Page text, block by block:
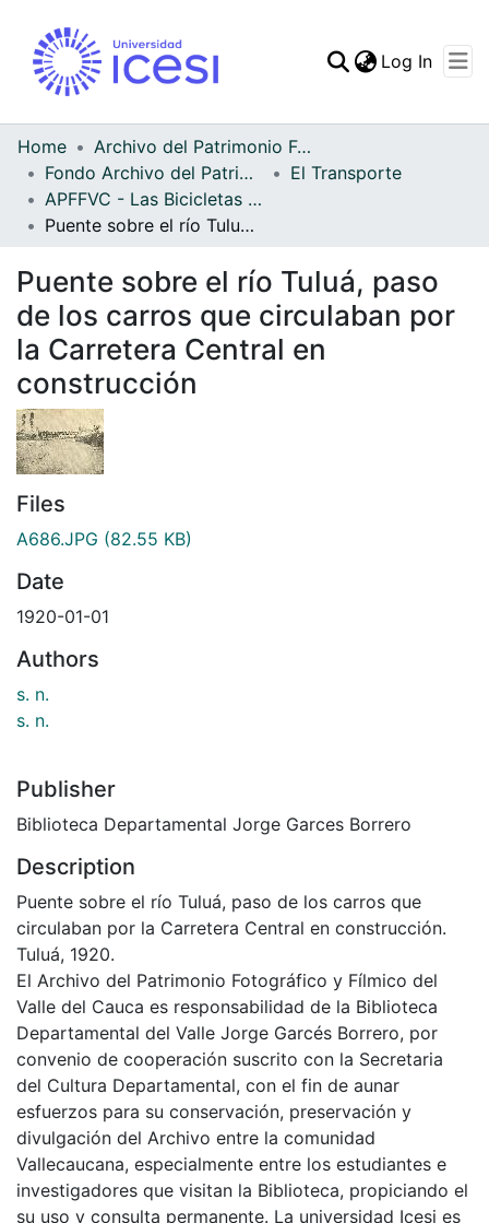
Statistics
Log In
Home
Archivo del Patrimonio Fotográfico y Fílmico del Valle del Cauca
Fondo Archivo del Patrimonio Fotográfico y Fílmico del Valle del Cauca
El Transporte
APFFVC - Las Bicicletas y Ca - Patrimonial
Puente sobre el río Tuluá, paso de los carros que circulaban por la Carretera Central en construcción
Puente sobre el río Tuluá, paso
de los carros que circulaban por
la Carretera Central en
construcción
Files
A686.JPG (82.55 KB)
Date
1920-01-01
Authors
s. n.
s. n.
Publisher
Biblioteca Departamental Jorge Garces Borrero
Description
Puente sobre el río Tuluá, paso de los carros que
circulaban por la Carretera Central en construcción.
Tuluá, 1920.
El Archivo del Patrimonio Fotográfico y Fílmico del
Valle del Cauca es responsabilidad de la Biblioteca
Departamental del Valle Jorge Garcés Borrero, por
convenio de cooperación suscrito con la Secretaria
del Cultura Departamental, con el fin de aunar
esfuerzos para su conservación, preservación y
divulgación del Archivo entre la comunidad
Vallecaucana, especialmente entre los estudiantes e
investigadores que visitan la Biblioteca, propiciando el
su uso y consulta permanente. La universidad Icesi es